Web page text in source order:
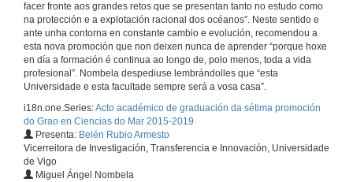
facer fronte aos grandes retos que se presentan tanto no estudo como
na protección e a explotación racional dos océanos”. Neste sentido e
ante unha contorna en constante cambio e evolución, recomendou a
esta nova promoción que non deixen nunca de aprender “porque hoxe
en día a formación é continua ao longo de, polo menos, toda a vida
profesional”. Nombela despediuse lembrándolles que “esta
Universidade e esta facultade sempre será a vosa casa”.
i18n.one.Series:Acto académico de graduación da sétima promoción
do Grao en Ciencias do Mar 2015-2019
Presenta: Belén Rubio Armesto
Vicerreitora de Investigación, Transferencia e Innovación, Universidade
de Vigo
Miguel Ángel Nombela
Benvida ó acto e presentación das autoridades
7 de xuño de 2019
Intervención de Abel Caballero, Alcalde de Vigo
7 de xuño de 2019